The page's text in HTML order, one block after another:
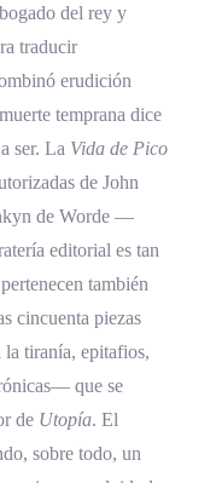
del rey y
traducir
erudición
temprana dice
ser. La Vida de Pico
de John
de Worde —
editorial es tan
también
cincuenta piezas
tiranía, epitafios,
que se
de Utopía. El
sobre todo, un